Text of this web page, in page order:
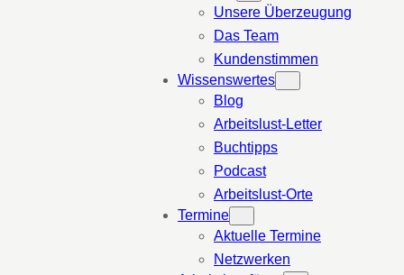
Unsere Überzeugung
Das Team
Kundenstimmen
Wissenswertes
Blog
Arbeitslust-Letter
Buchtipps
Podcast
Arbeitslust-Orte
Termine
Aktuelle Termine
Netzwerken